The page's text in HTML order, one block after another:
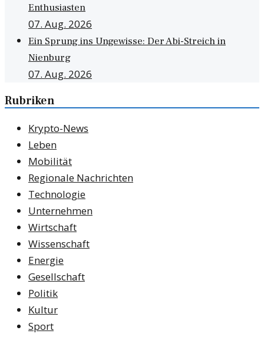
Enthusiasten
07. Aug. 2026
Ein Sprung ins Ungewisse: Der Abi-Streich in
Nienburg
07. Aug. 2026
Rubriken
Krypto-News
Leben
Mobilität
Regionale Nachrichten
Technologie
Unternehmen
Wirtschaft
Wissenschaft
Energie
Gesellschaft
Politik
Kultur
Sport